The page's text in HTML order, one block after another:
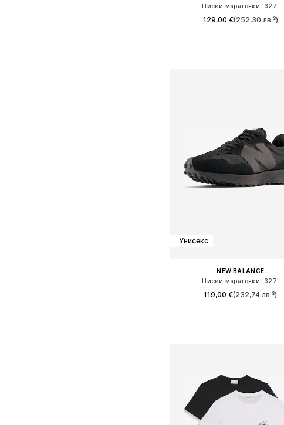
Ниски маратонки '327'
129,00 €(252,30 лв.³)
Унисекс
NEW BALANCE
Ниски маратонки '327'
119,00 €(232,74 лв.³)